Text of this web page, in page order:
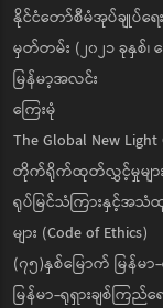
နိုင်ငံတော်စီမံအုပ်ချုပ်
မှတ်တမ်း (၂၀၂၁ ခုနှစ်၊
မြန်မာ့အလင်း
ကြေးမုံ
The Global New Light
တိုက်ရိုက်ထုတ်လွှင့်မှုများ
ရုပ်မြင်သံကြားနှင့်အ
များ (Code of Ethics)
(၇၅)နှစ်မြောက် မြ
မြန်မာ-ရုရှားချစ်ကြ